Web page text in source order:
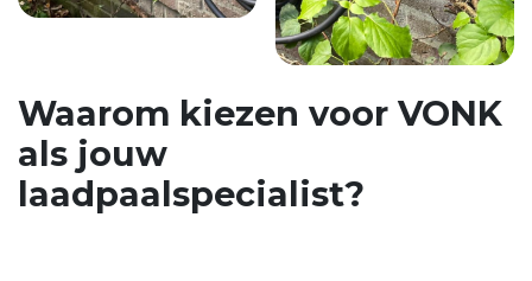
Waarom kiezen voor VONK
als jouw
laadpaalspecialist?